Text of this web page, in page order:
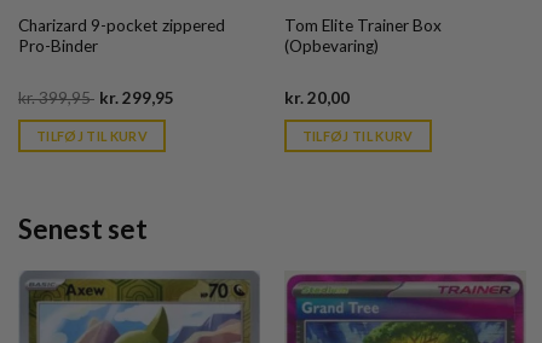
Charizard 9-pocket zippered
Pro-Binder
kr.399,95 Original
was:
kr. 399,95.
kr.299,95
TILFØJ TIL KURV
Tom Elite Trainer Box
(Opbevaring)
kr.20,00Current
is:
kr. 39,95.
TILFØJ TIL KURV
Senest set